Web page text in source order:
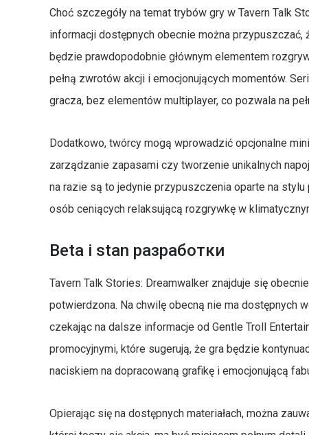
Choć szczegóły na temat trybów gry w Tavern Talk
informacji dostępnych obecnie można przypuszczać,
będzie prawdopodobnie głównym elementem
pełną zwrotów akcji i emocjonujących momentów.
gracza, bez elementów multiplayer, co pozwala na
Dodatkowo, twórcy mogą wprowadzić opcjonalne
zarządzanie zapasami czy tworzenie unikalnych
na razie są to jedynie przypuszczenia oparte na
osób ceniących relaksującą rozgrywkę w
Beta i stan разработки
Tavern Talk Stories: Dreamwalker znajduje się
potwierdzona. Na chwilę obecną nie ma dostępnych
czekając na dalsze informacje od Gentle Troll
promocyjnymi, które sugerują, że gra będzie
naciskiem na dopracowaną grafikę i emocjonującą
Opierając się na dostępnych materiałach, można